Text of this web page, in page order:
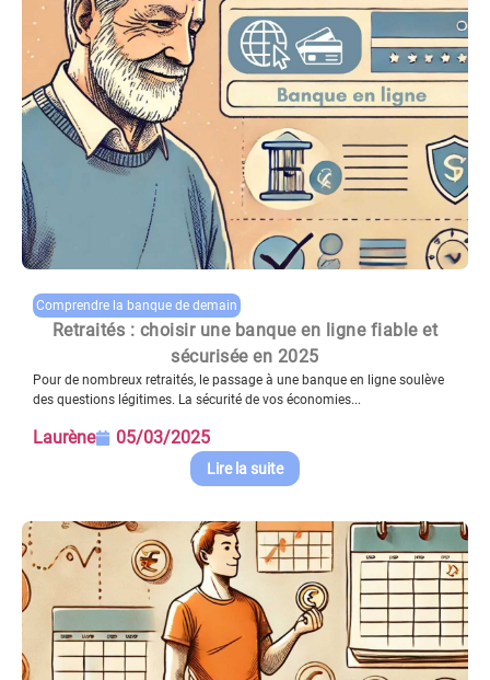
Comprendre la banque de demain
Retraités : choisir une banque en ligne fiable et
sécurisée en 2025
Pour de nombreux retraités, le passage à une banque en ligne soulève
des questions légitimes. La sécurité de vos économies...
Laurène 05/03/2025
Lire la suite